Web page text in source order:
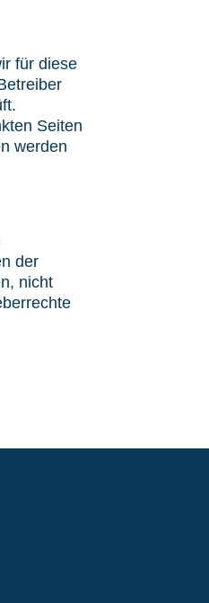
für diese
Seiten
werden
der
nicht